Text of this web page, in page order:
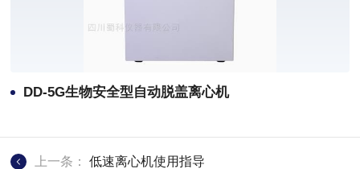
DD-5G生物安全型自动脱盖离心机
上一条：低速离心机使用指导